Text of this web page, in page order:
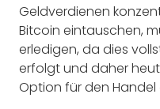
Geldverdienen
Bitcoin eintauschen,
erledigen, da dies
erfolgt und daher
Option für den